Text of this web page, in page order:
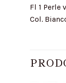
Fl 1 Perle
Col.